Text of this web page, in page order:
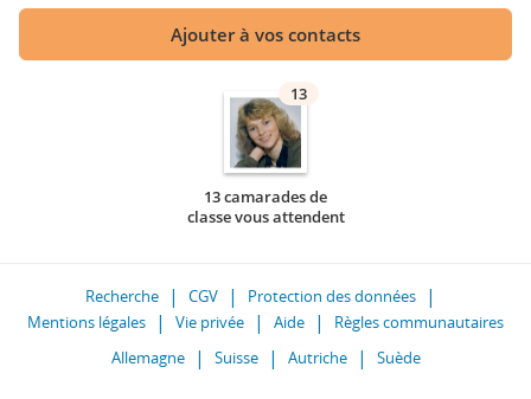
Ajouter à vos contacts
13
13 camarades de
classe vous attendent
Recherche CGV
Protection des données
Mentions légales
Vie privée Aide
Règles communautaires
Allemagne
Suisse Autriche Suède